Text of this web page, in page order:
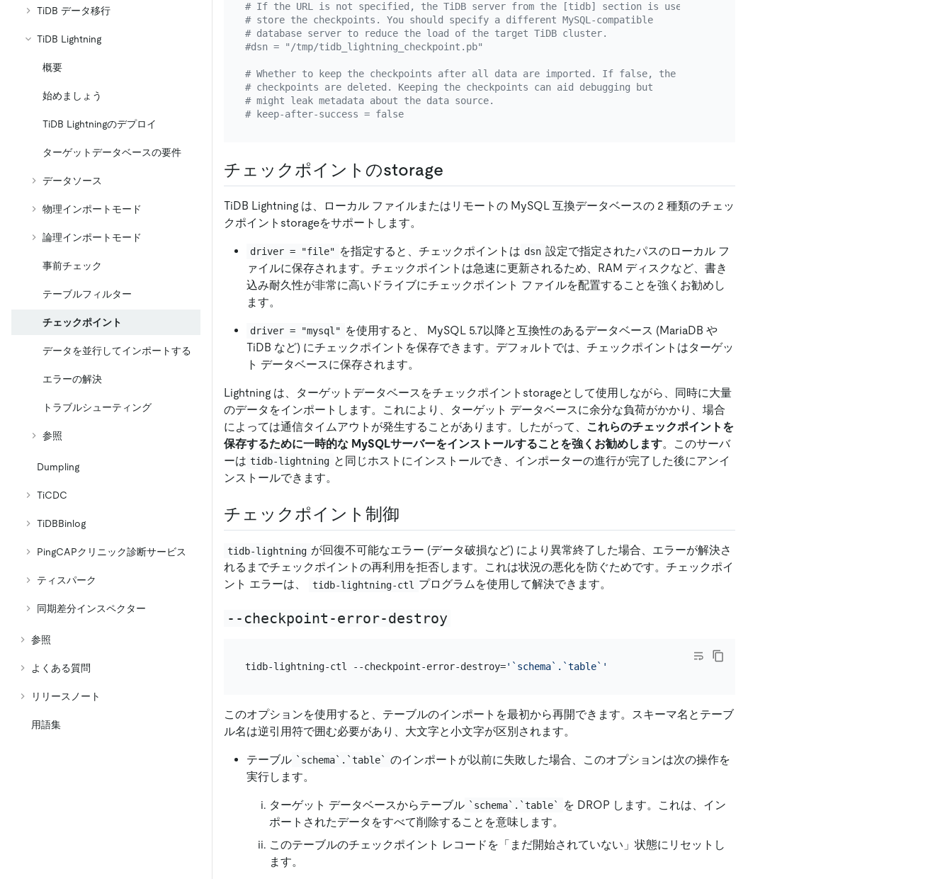
TiDB データ移行
TiDB Lightning
概要
始めましょう
TiDB Lightningのデプロイ
ターゲットデータベースの要件
データソース
物理インポートモード
論理インポートモード
事前チェック
テーブルフィルター
チェックポイント
データを並行してインポートする
エラーの解決
トラブルシューティング
参照
Dumpling
TiCDC
TiDBBinlog
PingCAPクリニック診断サービス
ティスパーク
同期差分インスペクター
参照
よくある質問
リリースノート
用語集
# If the URL is not specified, the TiDB server from the [tidb] section is used to
# store the checkpoints. You should specify a different MySQL-compatible
# database server to reduce the load of the target TiDB cluster.
#dsn = "/tmp/tidb_lightning_checkpoint.pb"
# Whether to keep the checkpoints after all data are imported. If false, the
# checkpoints are deleted. Keeping the checkpoints can aid debugging but
# might leak metadata about the data source.
# keep-after-success = false
チェックポイントのstorage
TiDB Lightning は、ローカル ファイルまたはリモートの MySQL 互換データベースの 2 種類のチェッ
クポイントstorageをサポートします。
driver = "file" を指定すると、チェックポイントは dsn 設定で指定されたパスのローカル フ
ァイルに保存されます。チェックポイントは急速に更新されるため、RAM ディスクなど、書き
込み耐久性が非常に高いドライブにチェックポイント ファイルを配置することを強くお勧めし
ます。
driver = "mysql" を使用すると、 MySQL 5.7以降と互換性のあるデータベース (MariaDB や
TiDB など) にチェックポイントを保存できます。デフォルトでは、チェックポイントはターゲッ
ト データベースに保存されます。
Lightning は、ターゲットデータベースをチェックポイントstorageとして使用しながら、同時に大量
のデータをインポートします。これにより、ターゲット データベースに余分な負荷がかかり、場合
によっては通信タイムアウトが発生することがあります。したがって、
これらのチェックポイントを
保存するために一時的な MySQLサーバーをインストールすることを強くお勧めします。このサーバ
ーは tidb-lightning と同じホストにインストールでき、インポーターの進行が完了した後にアンイ
ンストールできます。
チェックポイント制御
tidb-lightning が回復不可能なエラー (データ破損など) により異常終了した場合、エラーが解決さ
れるまでチェックポイントの再利用を拒否します。これは状況の悪化を防ぐためです。チェックポイ
ント エラーは、
tidb-lightning-ctl プログラムを使用して解決できます。
--checkpoint-error-destroy
tidb-lightning-ctl --checkpoint-error-destroy='`schema`.`table`'
このオプションを使用すると、テーブルのインポートを最初から再開できます。スキーマ名とテーブ
ル名は逆引用符で囲む必要があり、大文字と小文字が区別されます。
テーブル `schema`.`table` のインポートが以前に失敗した場合、このオプションは次の操作を
実行します。
ターゲット データベースからテーブル `schema`.`table`
を DROP します。これは、イン
ポートされたデータをすべて削除することを意味します。
このテーブルのチェックポイント レコードを「まだ開始されていない」状態にリセットし
ます。